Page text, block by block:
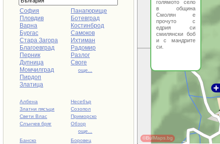
София
Пловдив
Варна
Бургас
Стара Загора
Благоевград
Перник
Дупница
Момчилград
Пирдоп
Златица
Панагюрище
Ботевград
Костинброд
Самоков
Ихтиман
Радомир
Разлог
Своге
още...
Албена
Златни пясъци
Свети Влас
Слънчев бряг
Несебър
Созопол
Приморско
Обзор
още...
Банско
Боровец
голямото село
в община
Смолян е
прочуто с
едрия си
смилянски боб
и с мандрите
си.
©BulMaps.bg